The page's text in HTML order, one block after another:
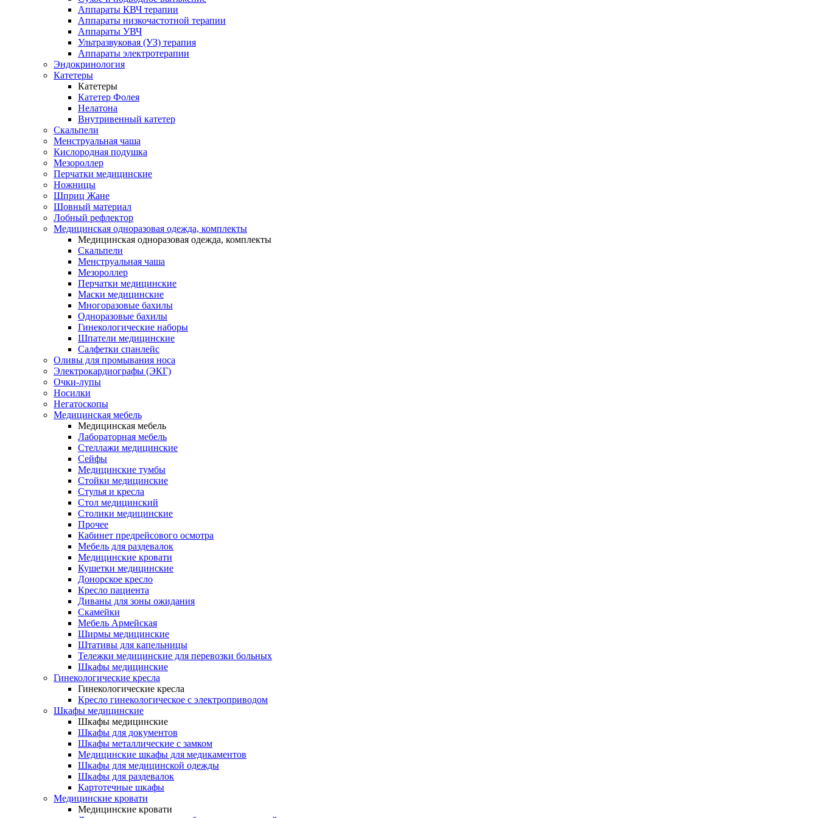
Аппараты КВЧ терапии
Аппараты низкочастотной терапии
Аппараты УВЧ
Ультразвуковая (УЗ) терапия
Аппараты электротерапии
Эндокринология
Катетеры
Катетеры
Катетер Фолея
Нелатона
Внутривенный катетер
Скальпели
Менструальная чаша
Кислородная подушка
Мезороллер
Перчатки медицинские
Ножницы
Шприц Жане
Шовный материал
Лобный рефлектор
Медицинская одноразовая одежда, комплекты
Медицинская одноразовая одежда, комплекты
Скальпели
Менструальная чаша
Мезороллер
Перчатки медицинские
Маски медицинские
Многоразовые бахилы
Одноразовые бахилы
Гинекологические наборы
Шпатели медицинские
Салфетки спанлейс
Оливы для промывания носа
Электрокардиографы (ЭКГ)
Очки-лупы
Носилки
Негатоскопы
Медицинская мебель
Медицинская мебель
Лабораторная мебель
Стеллажи медицинские
Сейфы
Медицинские тумбы
Стойки медицинские
Cтулья и кресла
Стол медицинский
Столики медицинские
Прочее
Кабинет предрейсового осмотра
Мебель для раздевалок
Медицинские кровати
Кушетки медицинские
Донорское кресло
Кресло пациента
Диваны для зоны ожидания
Скамейки
Мебель Армейская
Ширмы медицинские
Штативы для капельницы
Тележки медицинские для перевозки больных
Шкафы медицинские
Гинекологические кресла
Гинекологические кресла
Кресло гинекологическое с электроприводом
Шкафы медицинские
Шкафы медицинские
Шкафы для документов
Шкафы металлические с замком
Медицинские шкафы для медикаментов
Шкафы для медицинской одежды
Шкафы для раздевалок
Картотечные шкафы
Медицинские кровати
Медицинские кровати